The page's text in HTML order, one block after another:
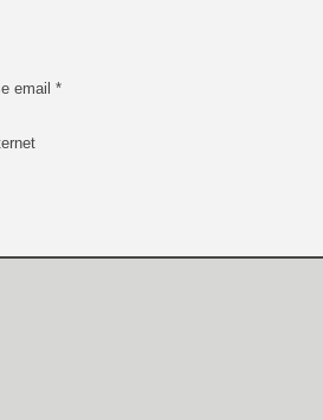
[GK] No More Room in
[GK] Un chatbot Atelier
[GK] Mémoire cash -
[GK] Nvidia : le prix des
[GK] Suikoden Star Leap
[Mo5] La mini borne
[GK] Pourquoi Marvel
[GK] Test : Restory : Chill
[GK] GTA 6 : Rockstar
[GK] Hot Wheels Infinite
[GK] Mémoire cash -
email *